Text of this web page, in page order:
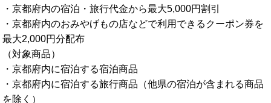
・京都府内の宿泊・旅行代金から最大5,000円割引
・京都府内のおみやげもの店などで利用できるクーポン券を
最大2,000円分配布
（対象商品）
・京都府内に宿泊する宿泊商品
・京都府内に宿泊する旅行商品（他県の宿泊が含まれる商品
を除く）